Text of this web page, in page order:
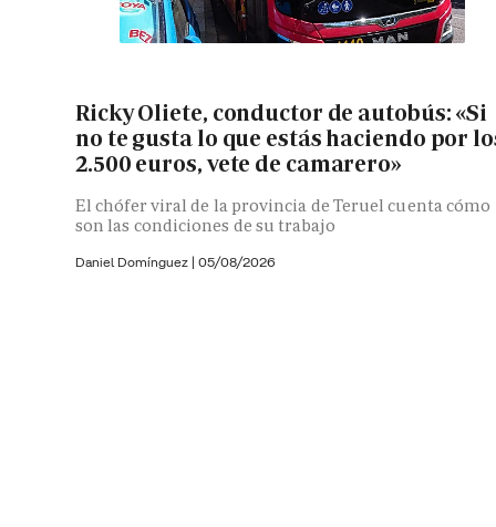
Ricky Oliete, conductor de autobús: «Si
no te gusta lo que estás haciendo por
2.500 euros, vete de camarero»
El chófer viral de la provincia de Teruel cuenta cómo
son las condiciones de su trabajo
Daniel Domínguez | 05/08/2026